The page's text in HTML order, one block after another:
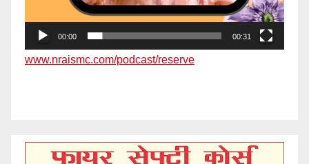
00:00 00:31
www.nraismc.com/podcast/reserve